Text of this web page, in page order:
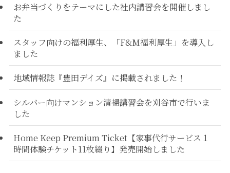
お弁当づくりをテーマにした社内講習会を開催しまし
た
スタッフ向けの福利厚生、「F&M福利厚生」を導入し
ました
地域情報誌『豊田デイズ』に掲載されました！
シルバー向けマンション清掃講習会を刈谷市で行いま
した
Home Keep Premium Ticket【家事代行サービス１
時間体験チケット11枚綴り】発売開始しました